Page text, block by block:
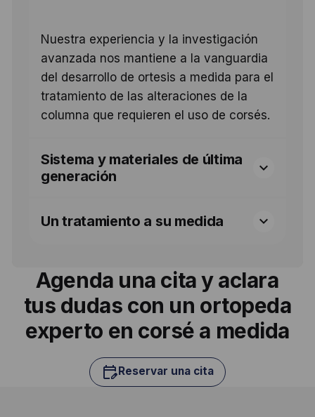
Nuestra experiencia y la investigación
avanzada nos mantiene a la vanguardia
del desarrollo de ortesis a medida para el
tratamiento de las alteraciones de la
columna que requieren el uso de corsés.
Sistema y materiales de última
generación
Un tratamiento a su medida
Agenda una cita y aclara
tus dudas con un ortopeda
experto en corsé a medida
Reservar una cita